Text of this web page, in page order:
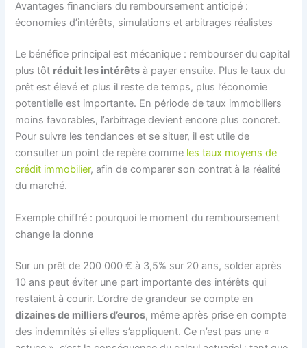
Avantages financiers du remboursement anticipé :
économies d’intérêts, simulations et arbitrages réalistes
Le bénéfice principal est mécanique : rembourser du capital
plus tôt réduit les intérêts à payer ensuite. Plus le taux du
prêt est élevé et plus il reste de temps, plus l’économie
potentielle est importante. En période de taux immobiliers
moins favorables, l’arbitrage devient encore plus concret.
Pour suivre les tendances et se situer, il est utile de
consulter un point de repère comme les taux moyens de
crédit immobilier, afin de comparer son contrat à la réalité
du marché.
Exemple chiffré : pourquoi le moment du remboursement
change la donne
Sur un prêt de 200 000 € à 3,5% sur 20 ans, solder après
10 ans peut éviter une part importante des intérêts qui
restaient à courir. L’ordre de grandeur se compte en
dizaines de milliers d’euros, même après prise en compte
des indemnités si elles s’appliquent. Ce n’est pas une «